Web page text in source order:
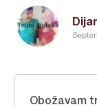
Obožavam